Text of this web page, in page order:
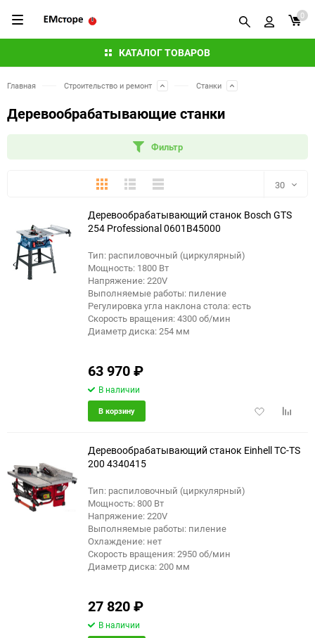
КАТАЛОГ ТОВАРОВ
0
Главная Строительство и ремонт Станки
Деревообрабатывающие станки
Фильтр
ПлиткаПодробноКомпактно 30
30
Деревообрабатывающий станок Bosch GTS
254 Professional 0601B45000
Тип: распиловочный (циркулярный)
Мощность: 1800 Вт
Напряжение: 220V
Выполняемые работы: пиление
Регулировка угла наклона стола: есть
Скорость вращения: 4300 об/мин
Диаметр диска: 254 мм
63 970₽
В наличии
Добавить
В корзину
Деревообрабатывающий станок Einhell TC-TS
200 4340415
Тип: распиловочный (циркулярный)
Мощность: 800 Вт
Напряжение: 220V
Выполняемые работы: пиление
Охлаждение: нет
Скорость вращения: 2950 об/мин
Диаметр диска: 200 мм
27 820₽
В наличии